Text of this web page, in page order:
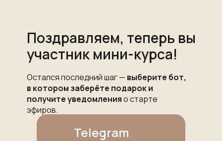
Остался последний шаг — выберите бот,
в котором заберёте подарок и
получите уведомленияо старте
эфиров.
Поздравляем, теперь вы
участник мини-курса!
Telegram